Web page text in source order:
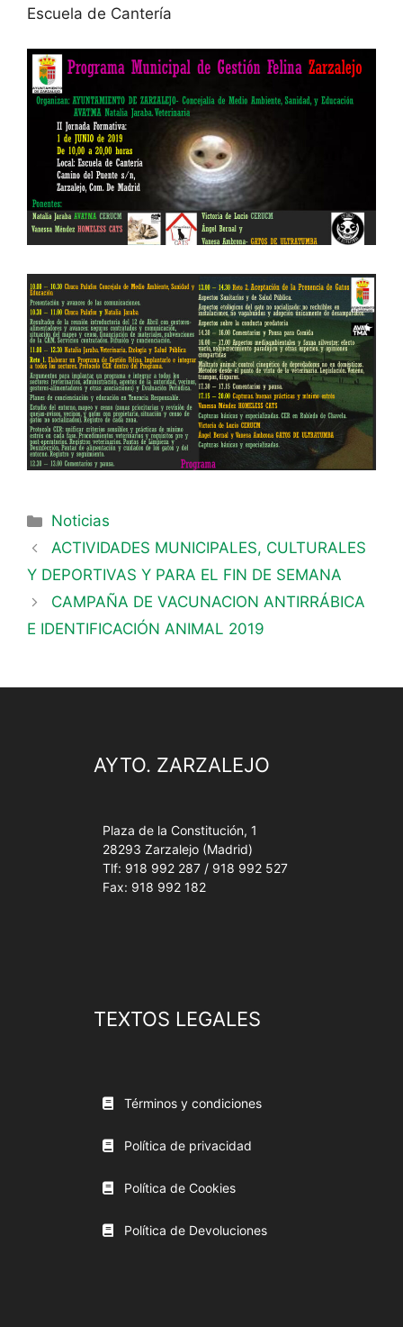
Escuela de Cantería
Noticias
ACTIVIDADES MUNICIPALES, CULTURALES
Y DEPORTIVAS Y PARA EL FIN DE SEMANA
CAMPAÑA DE VACUNACION ANTIRRÁBICA
E IDENTIFICACIÓN ANIMAL 2019
AYTO. ZARZALEJO
Plaza de la Constitución, 1
28293 Zarzalejo (Madrid)
Tlf: 918 992 287 / 918 992 527
Fax: 918 992 182
TEXTOS LEGALES
Términos y condiciones
Política de privacidad
Política de Cookies
Política de Devoluciones